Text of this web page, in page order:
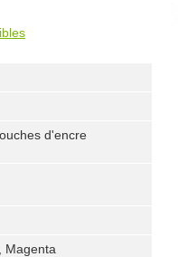
d'encre
Magenta